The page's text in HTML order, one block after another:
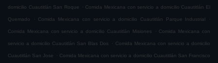
domicilio Cuautitlán San Roque . Comida Mexicana con servicio a domicilio Cuautitlán El
Quemado . Comida Mexicana con servicio a domicilio Cuautitlán Parque Industrial .
Comida Mexicana con servicio a domicilio Cuautitlán Misiones . Comida Mexicana con
servicio a domicilio Cuautitlán San Blas Dos . Comida Mexicana con servicio a domicilio
Cuautitlán San Jose . Comida Mexicana con servicio a domicilio Cuautitlán San Francisco